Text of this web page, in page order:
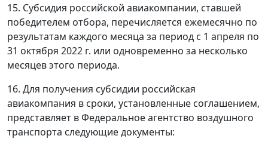
15. Субсидия российской авиакомпании, ставшей
победителем отбора, перечисляется ежемесячно по
результатам каждого месяца за период с 1 апреля по
31 октября 2022 г. или одновременно за несколько
месяцев этого периода.
16. Для получения субсидии российская
авиакомпания в сроки, установленные соглашением,
представляет в Федеральное агентство воздушного
транспорта следующие документы: